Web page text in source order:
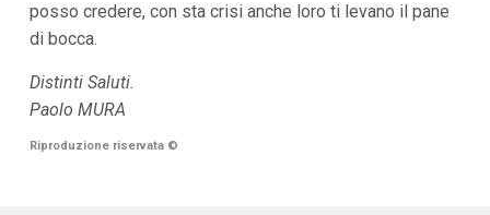
n
i
a
l
i
V
posso credere, con sta crisi anche loro ti levano il pane
di bocca.
Distinti Saluti.
Paolo MURA
Riproduzione riservata ©